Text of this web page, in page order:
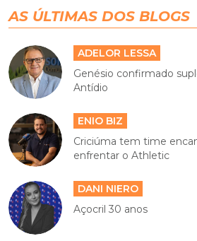
AS ÚLTIMAS DOS BLOGS
ADELOR LESSA
Genésio confirmado
Antídio
ENIO BIZ
Criciúma tem time
enfrentar o Athletic
DANI NIERO
Açocril 30 anos